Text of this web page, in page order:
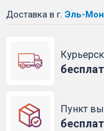
Доставка в г. Эль-
Пункт